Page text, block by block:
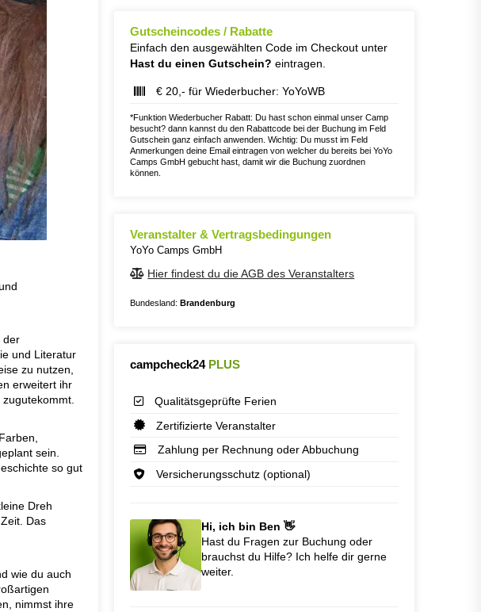
der
und Literatur
zu nutzen,
erweitert ihr
sein.
so gut
Dreh
Das
wie du auch
nimmst ihre
Gutscheincodes / Rabatte
Einfach den ausgewählten Code im Checkout unter
Hast du einen Gutschein? eintragen.
€ 20,- für Wiederbucher: YoYoWB
*Funktion Wiederbucher Rabatt: Du hast schon einmal unser Camp
besucht? dann kannst du den Rabattcode bei der Buchung im Feld
Gutschein ganz einfach anwenden. Wichtig: Du musst im Feld
Anmerkungen deine Email eintragen von welcher du bereits bei YoYo
Camps GmbH gebucht hast, damit wir die Buchung zuordnen
können.
Veranstalter & Vertragsbedingungen
YoYo Camps GmbH
Hier findest du die AGB des Veranstalters
Bundesland:Brandenburg
campcheck24 PLUS
Qualitätsgeprüfte Ferien
Zertifizierte Veranstalter
Zahlung per Rechnung oder Abbuchung
Versicherungsschutz (optional)
Hi, ich bin Ben 👋
Hast du Fragen zur Buchung oder
brauchst du Hilfe? Ich helfe dir gerne
weiter.